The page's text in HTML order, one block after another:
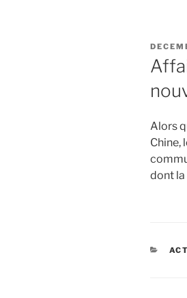
ON
Alors
Chine,
dont la